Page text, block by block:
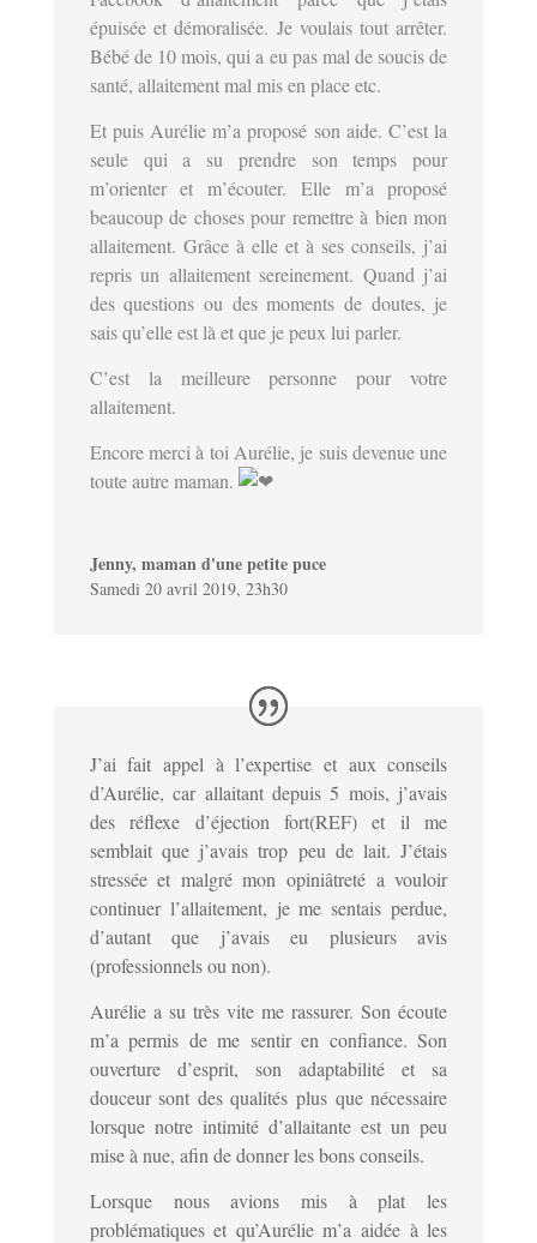
épuisée et démoralisée. Je voulais tout arrêter.
Bébé de 10 mois, qui a eu pas mal de soucis de
santé, allaitement mal mis en place etc.
Et puis Aurélie m’a proposé son aide. C’est la
seule qui a su prendre son temps pour
m’orienter et m’écouter. Elle m’a proposé
beaucoup de choses pour remettre à bien mon
allaitement. Grâce à elle et à ses conseils, j’ai
repris un allaitement sereinement. Quand j’ai
des questions ou des moments de doutes, je
sais qu’elle est là et que je peux lui parler.
C’est la meilleure personne pour votre
allaitement.
Encore merci à toi Aurélie, je suis devenue une
toute autre maman.
Jenny, maman d'une petite puce
Samedi 20 avril 2019, 23h30
J’ai fait appel à l’expertise et aux conseils
d’Aurélie, car allaitant depuis 5 mois, j’avais
des réflexe d’éjection fort(REF) et il me
semblait que j’avais trop peu de lait. J’étais
stressée et malgré mon opiniâtreté a vouloir
continuer l’allaitement, je me sentais perdue,
d’autant que j’avais eu plusieurs avis
(professionnels ou non).
Aurélie a su très vite me rassurer. Son écoute
m’a permis de me sentir en confiance. Son
ouverture d’esprit, son adaptabilité et sa
douceur sont des qualités plus que nécessaire
lorsque notre intimité d’allaitante est un peu
mise à nue, afin de donner les bons conseils.
Lorsque nous avions mis à plat les
problématiques et qu’Aurélie m’a aidée à les